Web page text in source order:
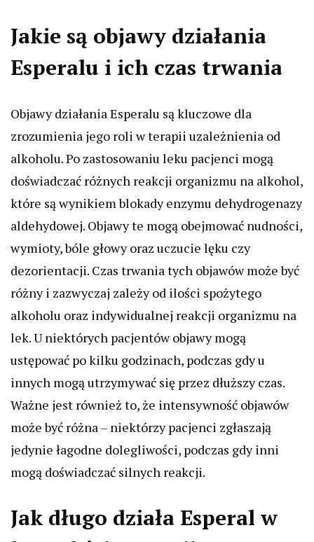
Jakie są objawy działania
Esperalu i ich czas trwania
Objawy działania Esperalu są kluczowe dla
zrozumienia jego roli w terapii uzależnienia od
alkoholu. Po zastosowaniu leku pacjenci mogą
doświadczać różnych reakcji organizmu na alkohol,
które są wynikiem blokady enzymu dehydrogenazy
aldehydowej. Objawy te mogą obejmować nudności,
wymioty, bóle głowy oraz uczucie lęku czy
dezorientacji. Czas trwania tych objawów może być
różny i zazwyczaj zależy od ilości spożytego
alkoholu oraz indywidualnej reakcji organizmu na
lek. U niektórych pacjentów objawy mogą
ustępować po kilku godzinach, podczas gdy u
innych mogą utrzymywać się przez dłuższy czas.
Ważne jest również to, że intensywność objawów
może być różna – niektórzy pacjenci zgłaszają
jedynie łagodne dolegliwości, podczas gdy inni
mogą doświadczać silnych reakcji.
Jak długo działa Esperal w